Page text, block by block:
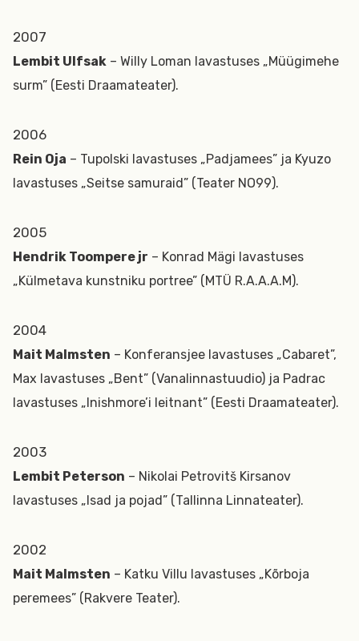
2007
Lembit Ulfsak – Willy Loman lavastuses „Müügimehe
surm” (Eesti Draamateater).
2006
Rein Oja – Tupolski lavastuses „Padjamees” ja Kyuzo
lavastuses „Seitse samuraid” (Teater NO99).
2005
Hendrik Toompere jr – Konrad Mägi lavastuses
„Külmetava kunstniku portree” (MTÜ R.A.A.A.M).
2004
Mait Malmsten – Konferansjee lavastuses „Cabaret”,
Max lavastuses „Bent” (Vanalinnastuudio) ja Padrac
lavastuses „Inishmore’i leitnant” (Eesti Draamateater).
2003
Lembit Peterson – Nikolai Petrovitš Kirsanov
lavastuses „Isad ja pojad” (Tallinna Linnateater).
2002
Mait Malmsten – Katku Villu lavastuses „Kõrboja
peremees” (Rakvere Teater).